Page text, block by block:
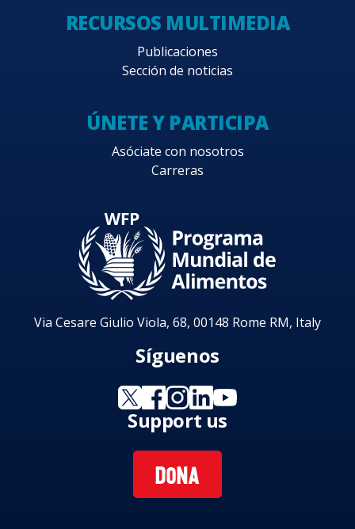
RECURSOS MULTIMEDIA
Publicaciones
Sección de noticias
ÚNETE Y PARTICIPA
Asóciate con nosotros
Carreras
Via Cesare Giulio Viola, 68, 00148 Rome RM, Italy
Síguenos
Support us
DONA